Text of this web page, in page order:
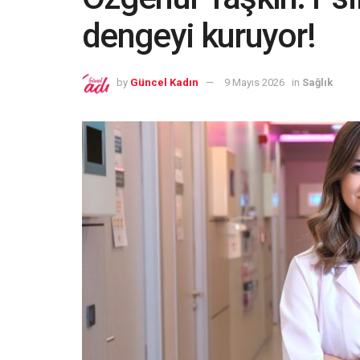
dengeyi kuruyor!
by Güncel Kadın 9 Mayıs 2026 in Sağlık